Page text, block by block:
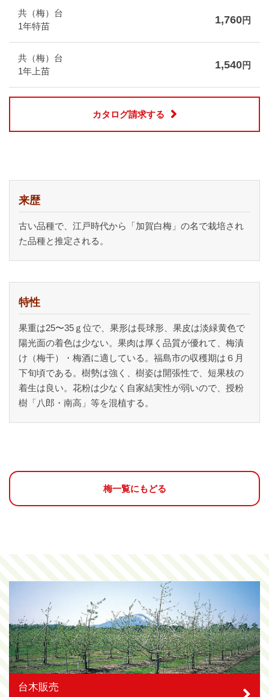
共（梅）台
1年特苗
1,760円
共（梅）台
1年上苗
1,540円
カタログ請求する
来歴
古い品種で、江戸時代から「加賀白梅」の名で栽培され
た品種と推定される。
特性
果重は25〜35ｇ位で、果形は長球形、果皮は淡緑黄色で
陽光面の着色は少ない。果肉は厚く品質が優れて、梅漬
け（梅干）・梅酒に適している。福島市の収穫期は６月
下旬頃である。樹勢は強く、樹姿は開張性で、短果枝の
着生は良い。花粉は少なく自家結実性が弱いので、授粉
樹「八郎・南高」等を混植する。
梅一覧にもどる
台木販売